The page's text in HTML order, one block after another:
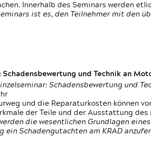
Innerhalb des Seminars werden
ist es, den Teilnehmer mit den
Schadensbewertung und Technik an
Schadensbewertung und
und die Reparaturkosten können
der Teile und der Ausstattung
die wesentlichen Grundlagen
ein Schadengutachten am KRAD